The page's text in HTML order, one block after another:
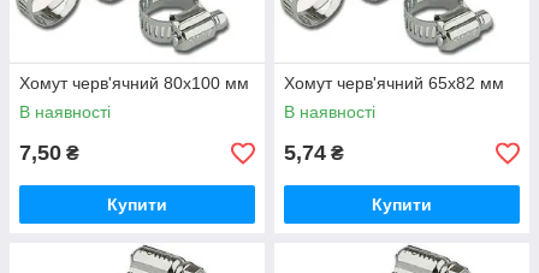
Хомут черв'ячний 80х100 мм
В наявності
7,50 ₴
Купити
Хомут черв'ячний 65х82 мм
В наявності
5,74 ₴
Купити